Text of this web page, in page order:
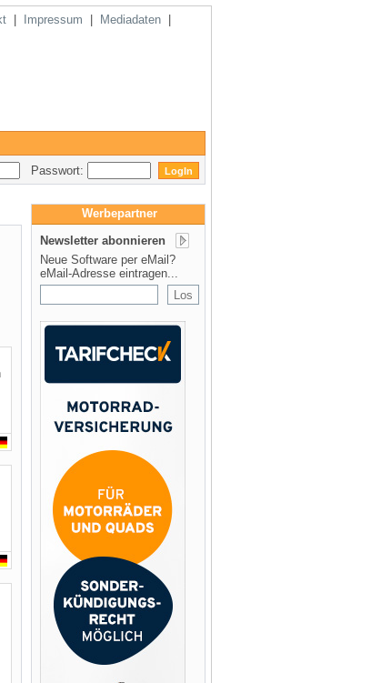
Impressum Mediadaten
Passwort:
Werbepartner
Newsletter abonnieren
Neue Software per eMail?
eMail-Adresse eintragen...